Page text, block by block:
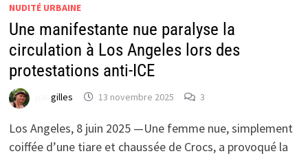
NUDITÉ URBAINE
Une manifestante nue paralyse la
circulation à Los Angeles lors des
protestations anti-ICE
gilles 13 novembre 2025 3
Los Angeles, 8 juin 2025 —Une femme nue, simplement
coiffée d’une tiare et chaussée de Crocs, a provoqué la